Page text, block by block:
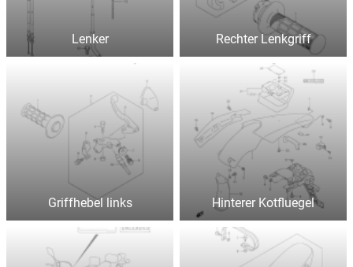
Lenker Rechter Lenkgriff
Griffhebel links Hinterer Kotfluegel